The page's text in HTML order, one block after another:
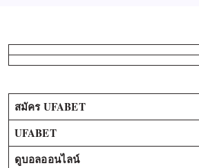
สมัคร UFABET
UFABET
ดูบอลออนไลน์